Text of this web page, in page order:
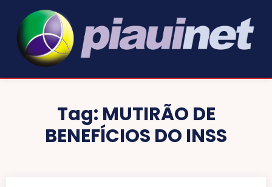
Tag: MUTIRÃO DE
BENEFÍCIOS DO INSS